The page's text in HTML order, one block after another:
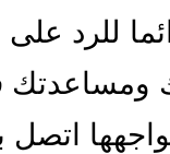
للرد على
اتصل